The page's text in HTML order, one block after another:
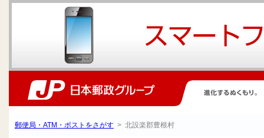
郵便局・ATM・ポストをさがす > 北設楽郡豊根村